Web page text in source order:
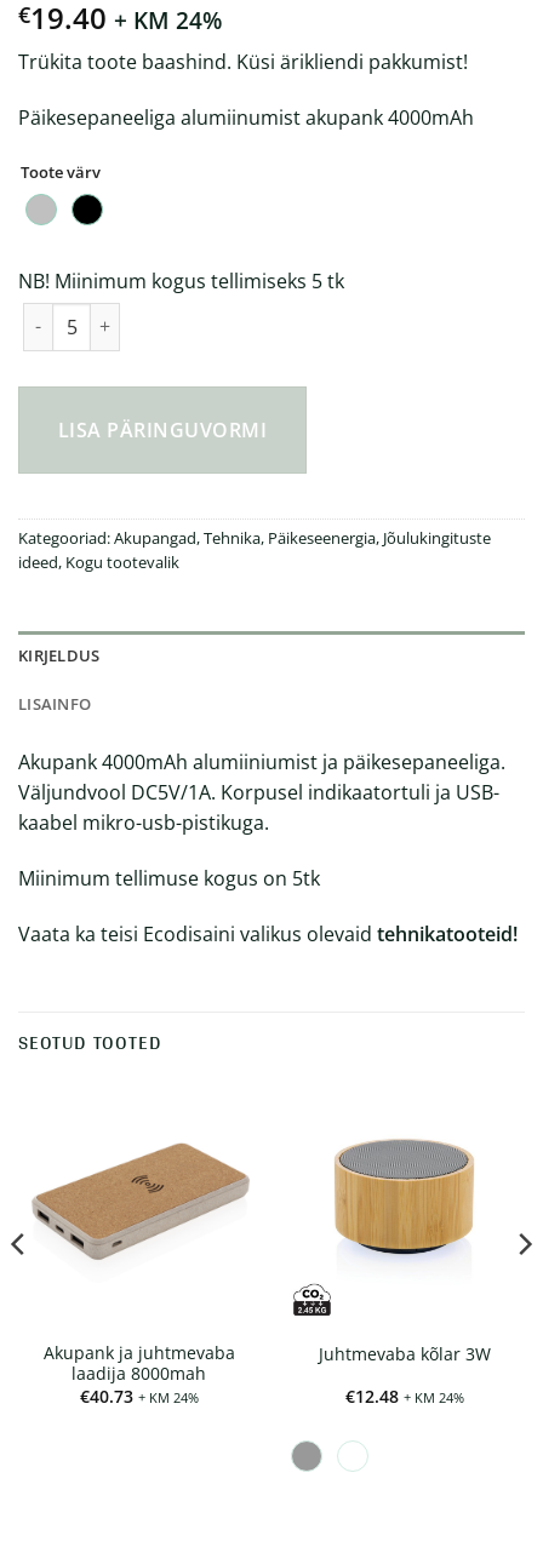
€19.40 + KM 24%
Trükita toote baashind. Küsi ärikliendi pakkumist!
Päikesepaneeliga alumiinumist akupank 4000mAh
Toote värv
NB! Miinimum kogus tellimiseks 5 tk
LISA PÄRINGUVORMI
Kategooriad:Akupangad,Tehnika, Päikeseenergia, Jõulukingituste
ideed, Kogu tootevalik
KIRJELDUS
LISAINFO
Akupank 4000mAh alumiiniumist ja päikesepaneeliga.
Väljundvool DC5V/1A. Korpusel indikaatortuli ja USB-
kaabel mikro-usb-pistikuga.
Miinimum tellimuse kogus on 5tk
Vaata ka teisi Ecodisaini valikus olevaid tehnikatooteid!
SEOTUD TOOTED
Akupank ja juhtmevaba
laadija 8000mah
€40.73 + KM 24%
Juhtmevaba kõlar 3W
€12.48 + KM 24%